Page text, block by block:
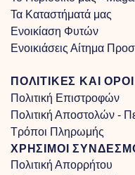
Τα Kαταστήματά μας
Ενοικίαση Φυτών
Ενοικιάσεις Αίτημα
ΠΟΛΙΤΙΚΕΣ ΚΑΙ ΟΡΟΙ
Πολιτική Επιστροφών
Πολιτική Αποστολών -
Τρόποι Πληρωμής
ΧΡΗΣΙΜΟΙ
Πολιτική Απορρήτου